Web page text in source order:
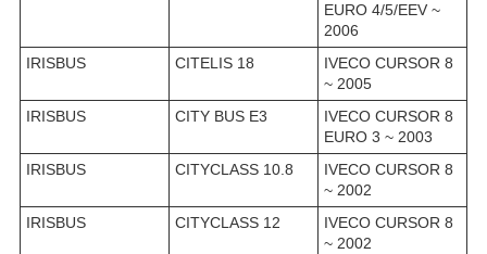
EURO 4/5/EEV ~
2006
IRISBUS
CITELIS 18
IVECO CURSOR 8
~ 2005
IRISBUS
CITY BUS E3
IVECO CURSOR 8
EURO 3 ~ 2003
IRISBUS
CITYCLASS 10.8
IVECO CURSOR 8
~ 2002
IRISBUS
CITYCLASS 12
IVECO CURSOR 8
~ 2002